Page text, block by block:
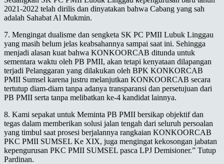
2021-2022 telah dirilis dan dinyatakan bahwa Cabang yang sah
adalah Sahabat Al Mukmin.
7. Mengingat dualisme dan sengketa SK PC PMII Lubuk Linggau
yang masih belum jelas keabsahannya sampai saat ini. Sehingga
menjadi alasan kuat bahwa KONKOORCAB ditunda untuk
sementara waktu oleh PB PMII, akan tetapi kenyataan dilapangan
terjadi Pelanggaran yang dilakukan oleh BPK KONKORCAB
PMII Sumsel karena justru melanjutkan KONKOORCAB secara
tertutup diam-diam tanpa adanya transparansi dan persetujuan dari
PB PMII serta tanpa melibatkan ke-4 kandidat lainnya.
8. Kami sepakat untuk Meminta PB PMII bersikap objektif dan
tegas dalam memberikan solusi jalan tengah dari seluruh persoalan
yang timbul saat prosesi berjalannya rangkaian KONKOORCAB
PKC PMII SUMSEL Ke XIX, juga mengingat kekosongan jabatan
kepengurusan PKC PMII SUMSEL pasca LPJ Demisioner.” Tutup
Pardinan.